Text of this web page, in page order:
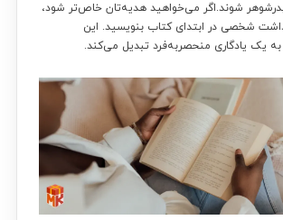
شوند.اگر می‌خواهید هدیه‌تان خاص‌تر شود،
شخصی در ابتدای کتاب بنویسید. این
به یک یادگاری منحصر‌به‌فرد تبدیل می‌کند.